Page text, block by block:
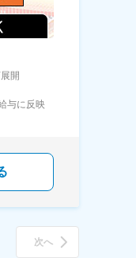
開
与に反映
次へ